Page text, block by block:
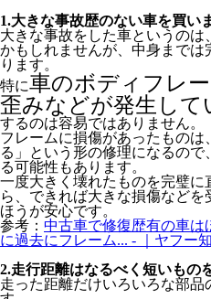
1.大きな事故歴のない車を買い
大きな事故をした車というの
かもしれませんが、中身まで
ります。
特に車のボディフレ
歪みなどが発生して
するのは容易ではありません。
フレームに損傷があったもの
る」という形の修理になるの
る可能性もあります。
一度大きく壊れたものを完璧
ら、できれば大きな損傷など
ほうが安心です。
参考： 中古車で修復歴有の車は
に過去にフレーム... - ｜ヤフー
2.走行距離はなるべく短いもの
走った距離だけいろいろな部品